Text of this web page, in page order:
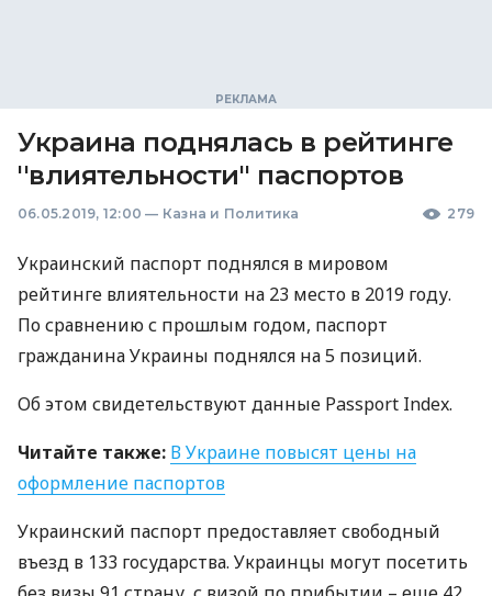
Украина поднялась в рейтинге
''влиятельности'' паспортов
06.05.2019, 12:00 — Казна и Политика 279
Украинский паспорт поднялся в мировом
рейтинге влиятельности на 23 место в 2019 году.
По сравнению с прошлым годом, паспорт
гражданина Украины поднялся на 5 позиций.
Об этом свидетельствуют данные Passport Index.
Читайте также: В Украине повысят цены на
оформление паспортов
Украинский паспорт предоставляет свободный
въезд в 133 государства. Украинцы могут посетить